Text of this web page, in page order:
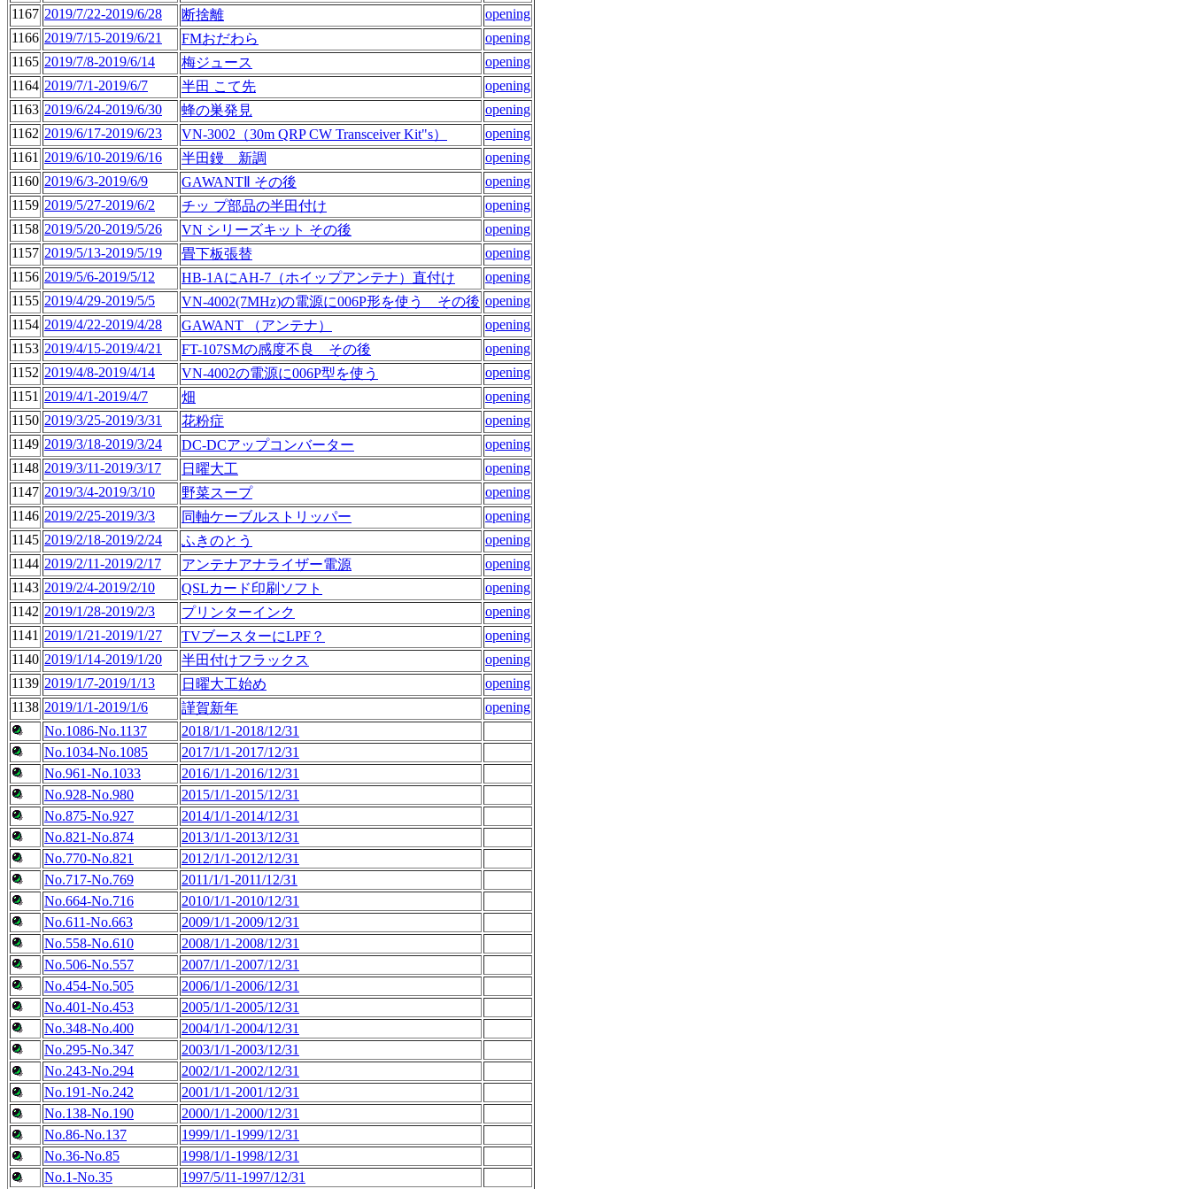
1167 2019/7/22-2019/6/28 断捨離
opening
1166 2019/7/15-2019/6/21 FMおだわら
opening
1165 2019/7/8-2019/6/14 梅ジュース
opening
1164 2019/7/1-2019/6/7 半田 こて先
opening
1163 2019/6/24-2019/6/30 蜂の巣発見
opening
1162 2019/6/17-2019/6/23 VN-3002（30m QRP CW Transceiver Kit"s）
opening
1161 2019/6/10-2019/6/16 半田鏝 新調
opening
1160 2019/6/3-2019/6/9 GAWANTⅡ その後
opening
1159 2019/5/27-2019/6/2 チッ プ部品の半田付け
opening
1158 2019/5/20-2019/5/26 VN シリーズキット その後
opening
1157 2019/5/13-2019/5/19 畳下板張替
opening
1156 2019/5/6-2019/5/12 HB-1AにAH-7（ホイップアンテナ）直付け
opening
1155 2019/4/29-2019/5/5 VN-4002(7MHz)の電源に006P形を使う その後 opening
1154 2019/4/22-2019/4/28 GAWANT （アンテナ）
opening
1153 2019/4/15-2019/4/21 FT-107SMの感度不良 その後
opening
1152 2019/4/8-2019/4/14 VN-4002の電源に006P型を使う
opening
1151 2019/4/1-2019/4/7 畑
opening
1150 2019/3/25-2019/3/31 花粉症
opening
1149 2019/3/18-2019/3/24 DC-DCアップコンバーター
opening
1148 2019/3/11-2019/3/17 日曜大工
opening
1147 2019/3/4-2019/3/10 野菜スープ
opening
1146 2019/2/25-2019/3/3 同軸ケーブルストリッパー
opening
1145 2019/2/18-2019/2/24 ふきのとう
opening
1144 2019/2/11-2019/2/17 アンテナアナライザー電源
opening
1143 2019/2/4-2019/2/10 QSLカード印刷ソフト
opening
1142 2019/1/28-2019/2/3 プリンターインク
opening
1141 2019/1/21-2019/1/27 TVブースターにLPF？
opening
1140 2019/1/14-2019/1/20 半田付けフラックス
opening
1139 2019/1/7-2019/1/13 日曜大工始め
opening
1138 2019/1/1-2019/1/6 謹賀新年
opening
No.1086-No.1137
2018/1/1-2018/12/31
No.1034-No.1085
2017/1/1-2017/12/31
No.961-No.1033
2016/1/1-2016/12/31
No.928-No.980
2015/1/1-2015/12/31
No.875-No.927
2014/1/1-2014/12/31
No.821-No.874
2013/1/1-2013/12/31
No.770-No.821
2012/1/1-2012/12/31
No.717-No.769
2011/1/1-2011/12/31
No.664-No.716
2010/1/1-2010/12/31
No.611-No.663
2009/1/1-2009/12/31
No.558-No.610
2008/1/1-2008/12/31
No.506-No.557
2007/1/1-2007/12/31
No.454-No.505
2006/1/1-2006/12/31
No.401-No.453
2005/1/1-2005/12/31
No.348-No.400
2004/1/1-2004/12/31
No.295-No.347
2003/1/1-2003/12/31
No.243-No.294
2002/1/1-2002/12/31
No.191-No.242
2001/1/1-2001/12/31
No.138-No.190
2000/1/1-2000/12/31
No.86-No.137
1999/1/1-1999/12/31
No.36-No.85
1998/1/1-1998/12/31
No.1-No.35
1997/5/11-1997/12/31